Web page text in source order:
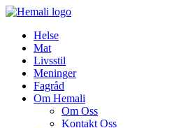
Skip
contentHelse
Mat
Livsstil
Meninger
Fagråd
Om Hemali
Om Oss
Kontakt Oss